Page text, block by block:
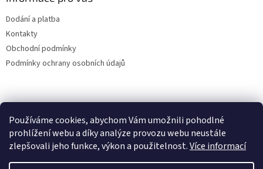
Používáme cookies, abychom Vám umožnili pohodlné
prohlížení webu a díky analýze provozu webu neustále
zlepšovali jeho funkce, výkon a použitelnost.Více informací
Dodání a platba
Kontakty
Obchodní podmínky
Podmínky ochrany osobních údajů